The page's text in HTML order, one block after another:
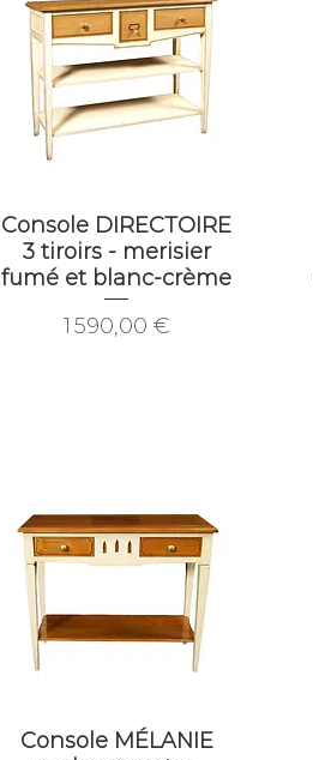
Console DIRECTOIRE
3 tiroirs - merisier
fumé et blanc-crème
Prix
1 590,00 €
Console MÉLANIE